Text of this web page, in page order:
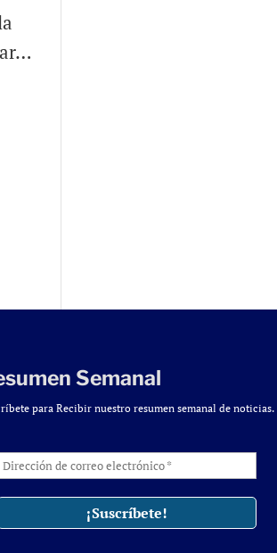
Semanal
para Recibir nuestro resumen semanal de noticias.